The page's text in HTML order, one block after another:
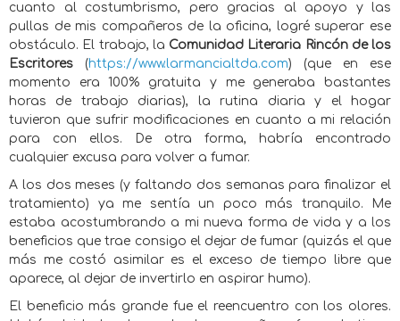
cuanto al costumbrismo, pero gracias al apoyo y las
pullas de mis compañeros de la oficina, logré superar ese
obstáculo. El trabajo, la Comunidad Literaria Rincónde los
Escritores (https://www.larmancialtda.com) (que en ese
momento era 100% gratuita y me generaba bastantes
horas de trabajo diarias), la rutina diaria y el hogar
tuvieron que sufrir modificaciones en cuanto a mi relación
para con ellos. De otra forma, habría encontrado
cualquier excusa para volver a fumar.
A los dos meses (y faltando dos semanas para finalizar el
tratamiento) ya me sentía un poco más tranquilo. Me
estaba acostumbrando a mi nueva forma de vida y a los
beneficios que trae consigo el dejar de fumar (quizás el que
más me costó asimilar es el exceso de tiempo libre que
aparece, al dejar de invertirlo en aspirar humo).
El beneficio más grande fue el reencuentro con los olores.